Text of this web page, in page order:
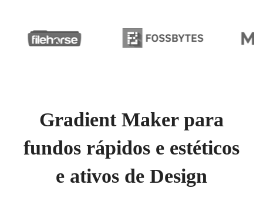
Gradient Maker para
fundos rápidos e estéticos
e ativos de Design